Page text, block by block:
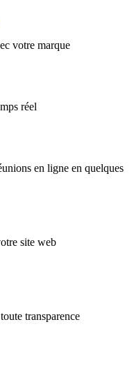
votre marque
réel
en ligne en quelques
site web
transparence